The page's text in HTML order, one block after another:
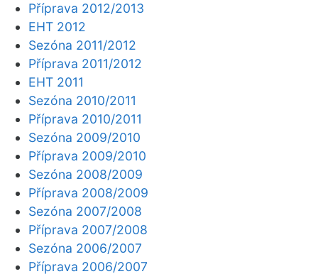
Příprava 2012/2013
EHT 2012
Sezóna 2011/2012
Příprava 2011/2012
EHT 2011
Sezóna 2010/2011
Příprava 2010/2011
Sezóna 2009/2010
Příprava 2009/2010
Sezóna 2008/2009
Příprava 2008/2009
Sezóna 2007/2008
Příprava 2007/2008
Sezóna 2006/2007
Příprava 2006/2007